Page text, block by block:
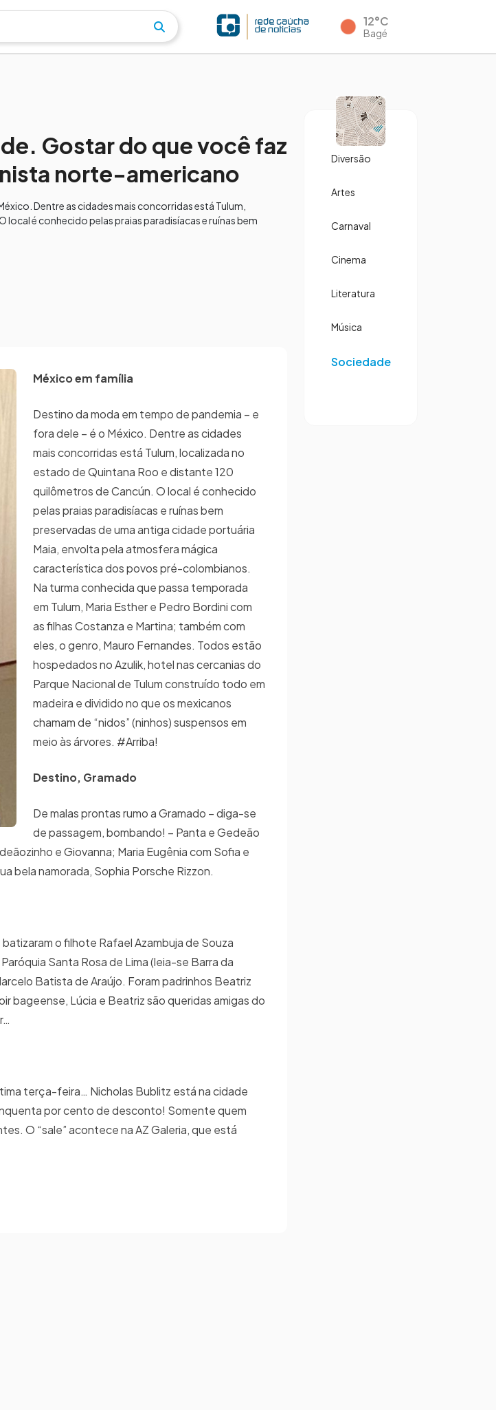
12°C
Bagé
Gostar do que você faz
norte-americano
Dentre as cidades mais concorridas está Tulum,
é conhecido pelas praias paradisíacas e ruínas bem
México em família
Destino da moda em tempo de pandemia – e
fora dele – é o México. Dentre as cidades
mais concorridas está Tulum, localizada no
estado de Quintana Roo e distante 120
quilômetros de Cancún. O local é conhecido
pelas praias paradisíacas e ruínas bem
preservadas de uma antiga cidade portuária
Maia, envolta pela atmosfera mágica
característica dos povos pré-colombianos.
Na turma conhecida que passa temporada
em Tulum, Maria Esther e Pedro Bordini com
as filhas Costanza e Martina; também com
eles, o genro, Mauro Fernandes. Todos estão
hospedados no Azulik, hotel nas cercanias do
Parque Nacional de Tulum construído todo em
madeira e dividido no que os mexicanos
chamam de “nidos” (ninhos) suspensos em
meio às árvores. #Arriba!
Destino, Gramado
De malas prontas rumo a Gramado – diga-se
de passagem, bombando! – Panta e Gedeão
e Giovanna; Maria Eugênia com Sofia e
bela namorada, Sophia Porsche Rizzon.
o filhote Rafael Azambuja de Souza
Santa Rosa de Lima (leia-se Barra da
Batista de Araújo. Foram padrinhos Beatriz
bageense, Lúcia e Beatriz são queridas amigas do
terça-feira… Nicholas Bublitz está na cidade
por cento de desconto! Somente quem
O “sale” acontece na AZ Galeria, que está
Diversão
Artes
Carnaval
Cinema
Literatura
Música
Sociedade